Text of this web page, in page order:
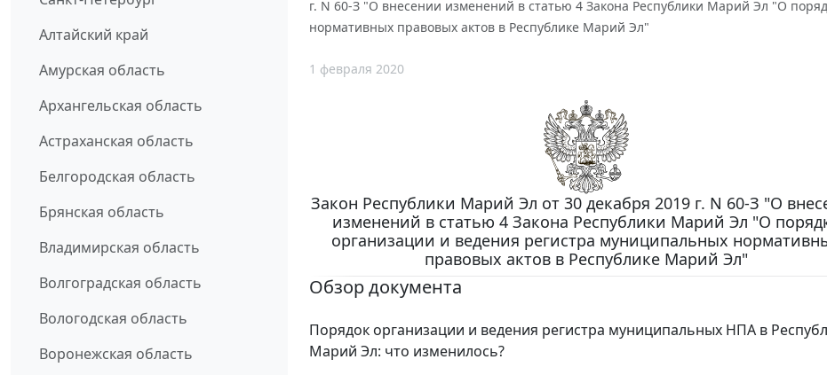
Алтайский край
Амурская область
Архангельская область
Астраханская область
Белгородская область
Брянская область
Владимирская область
Волгоградская область
Вологодская область
Воронежская область
г. N 60-З "О внесении изменений в статью 4 Закона Республики Марий Эл "О
нормативных правовых актов в Республике Марий Эл"
1 февраля 2020
Закон Республики Марий Эл от 30 декабря 2019 г. N 60-З "О
изменений в статью 4 Закона Республики Марий Эл "О
организации и ведения регистра муниципальных
правовых актов в Республике Марий Эл"
Обзор документа
Порядок организации и ведения регистра муниципальных НПА в
Марий Эл: что изменилось?